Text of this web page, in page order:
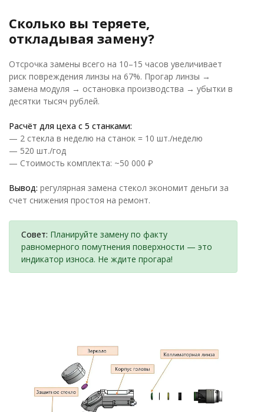
Сколько вы теряете,
откладывая замену?
Отсрочка замены всего на 10–15 часов увеличивает
риск повреждения линзы на 67%. Прогар линзы →
замена модуля → остановка производства → убытки в
десятки тысяч рублей.
Расчёт для цеха с 5 станками:
— 2 стекла в неделю на станок = 10 шт./неделю
— 520 шт./год
— Стоимость комплекта: ~50 000 ₽
Вывод: регулярная замена стекол экономит деньги за
счет снижения простоя на ремонт.
Совет: Планируйте замену по факту
равномерного помутнения поверхности — это
индикатор износа. Не ждите прогара!